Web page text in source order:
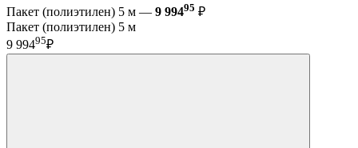
Пакет (полиэтилен) 5 м — 9 99495 ₽
Пакет (полиэтилен) 5 м
9 99495₽